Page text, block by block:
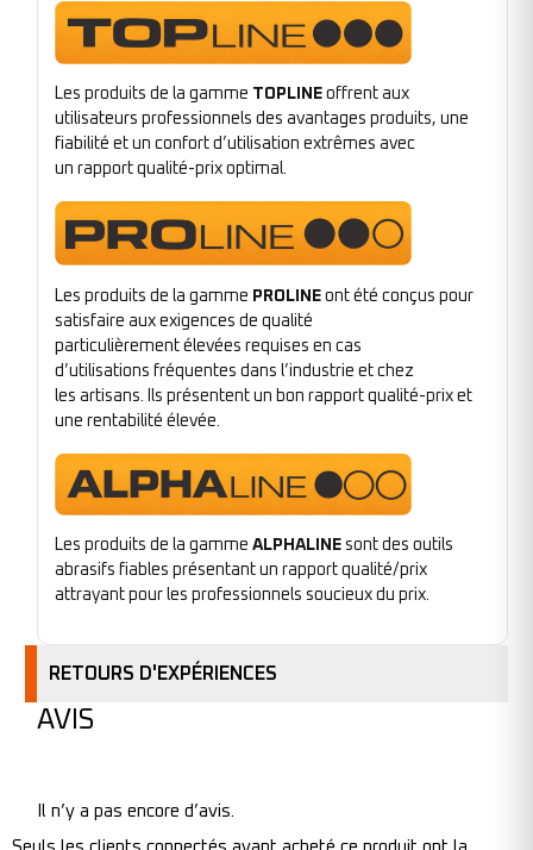
Les produits de la gamme TOPLINE offrent aux
utilisateurs professionnels des avantages produits, une
fiabilité et un confort d’utilisation extrêmes avec
un rapport qualité-prix optimal.
Les produits de la gamme PROLINE ont été conçus pour
satisfaire aux exigences de qualité
particulièrement élevées requises en cas
d’utilisations fréquentes dans l’industrie et chez
les artisans. Ils présentent un bon rapport qualité-prix et
une rentabilité élevée.
Les produits de la gamme ALPHALINE sont des outils
abrasifs fiables présentant un rapport qualité/prix
attrayant pour les professionnels soucieux du prix.
RETOURS D'EXPÉRIENCES
AVIS
Il n’y a pas encore d’avis.